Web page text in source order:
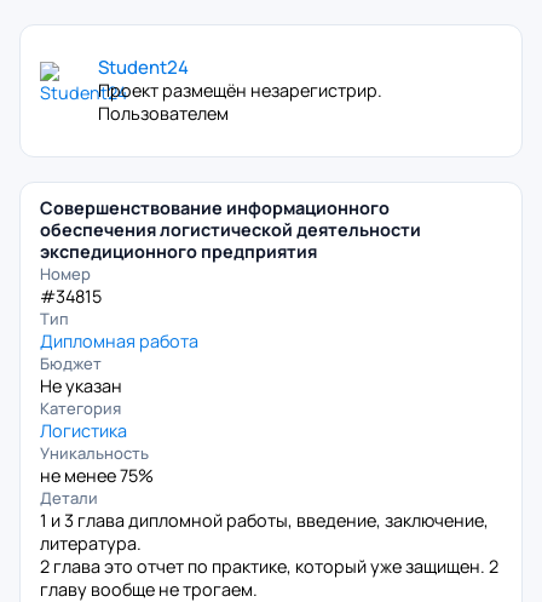
Student24
Проект размещён незарегистрир.
Пользователем
Совершенствование информационного
обеспечения логистической деятельности
экспедиционного предприятия
Номер
#34815
Тип
Дипломная работа
Бюджет
Не указан
Категория
Логистика
Уникальность
не менее 75%
Детали
1 и 3 глава дипломной работы, введение, заключение,
литература.
2 глава это отчет по практике, который уже защищен. 2
главу вообще не трогаем.